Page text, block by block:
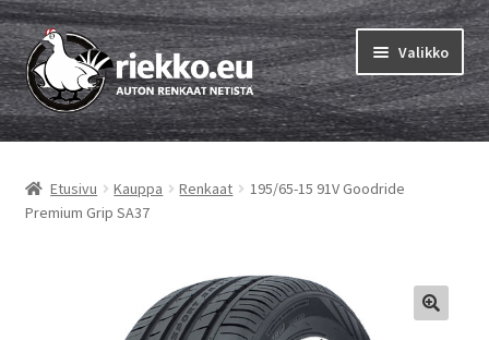
Siirry
navigointiin
Siirry
sisältöön
Valikko
Etusivu
Vinkit & ohjeet
Etusivu Kauppa Renkaat
195/65-15 91V Goodride
Premium Grip SA37